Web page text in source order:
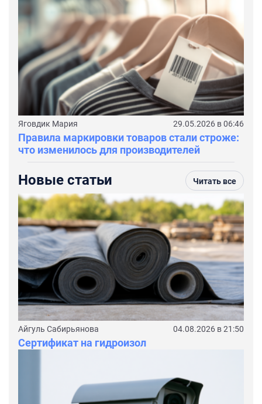
Яговдик Мария 29.05.2026 в 06:46
Правила маркировки товаров стали строже:
что изменилось для производителей
Новые статьи Читать все
Айгуль Сабирьянова 04.08.2026 в 21:50
Сертификат на гидроизол